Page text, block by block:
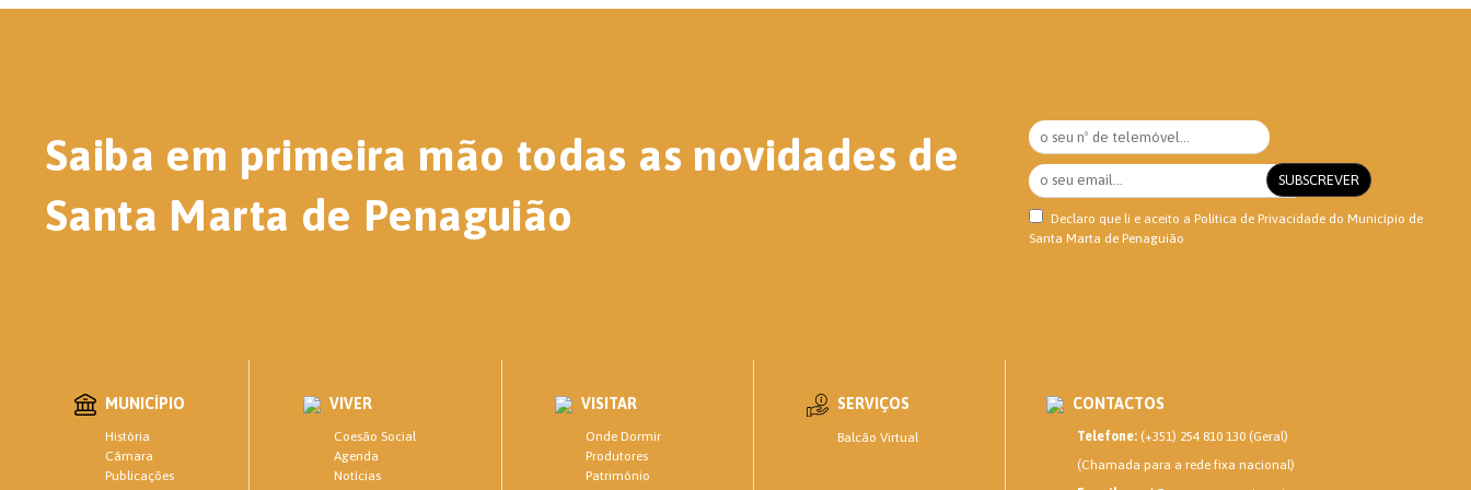
Saiba em primeira mão todas as novidades de
Santa Marta de Penaguião
Declaro que li e aceito a Política de Privacidadedo Município de
Santa Marta de Penaguião
MUNICÍPIO
História
Câmara
Publicações
VIVER
Coesão Social
Agenda
Notícias
VISITAR
Onde Dormir
Produtores
Património
SERVIÇOS
Balcão Virtual
CONTACTOS
Telefone:(+351) 254 810 130 (Geral)
(Chamada para a rede fixa nacional)